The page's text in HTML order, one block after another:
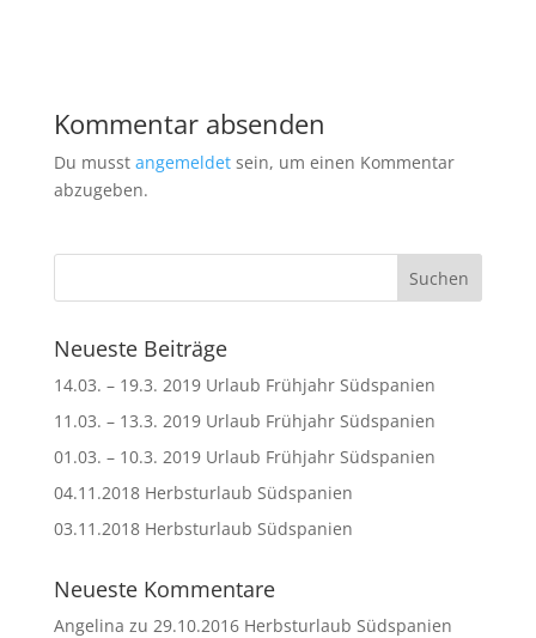
Kommentar absenden
Du musst angemeldetsein, um einen Kommentar
abzugeben.
Neueste Beiträge
14.03. – 19.3. 2019 Urlaub Frühjahr Südspanien
11.03. – 13.3. 2019 Urlaub Frühjahr Südspanien
01.03. – 10.3. 2019 Urlaub Frühjahr Südspanien
04.11.2018 Herbsturlaub Südspanien
03.11.2018 Herbsturlaub Südspanien
Neueste Kommentare
Angelina zu 29.10.2016 Herbsturlaub Südspanien